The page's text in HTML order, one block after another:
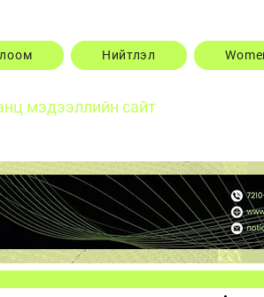
Нийтлэл
мэдээллийн сайт